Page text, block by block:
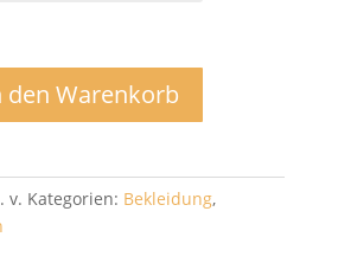
den Warenkorb
v. Kategorien: Bekleidung,